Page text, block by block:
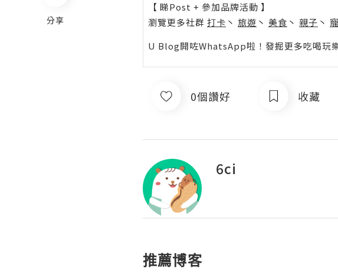
分享
【 睇Post + 參加品牌活動 】
瀏覽更多社群 打卡 丶 旅遊 丶 美食 丶 親子 丶
U Blog開咗WhatsApp啦！發掘更多吃喝玩
0個讚好 收藏
6ci
推薦博客